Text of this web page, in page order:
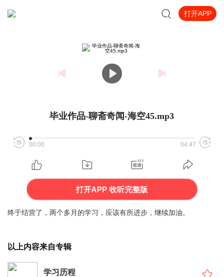
打开APP
毕业作品-聊斋奇闻-海空45.mp3
00:00 04:47
打开APP 收听完整版
终于结营了，两个多月的学习，应该有所进步，继续加油。
以上内容来自专辑
学习历程